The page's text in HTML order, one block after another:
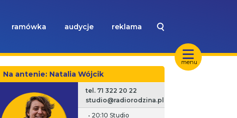
menu
ramówka audycje reklama
Na antenie: Natalia Wójcik
tel. 71 322 20 22
studio@radiorodzina.pl
• 20:10 Studio